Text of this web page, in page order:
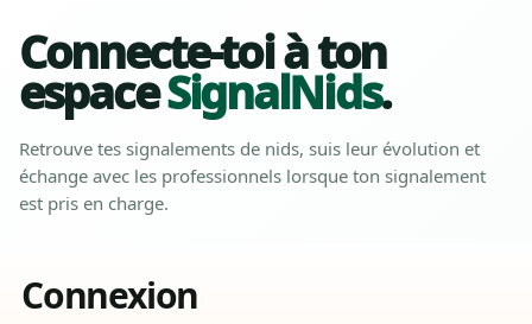
Connecte-toi à ton
espaceSignalNids.
Retrouve tes signalements de nids, suis leur évolution et
échange avec les professionnels lorsque ton signalement
est pris en charge.
Connexion